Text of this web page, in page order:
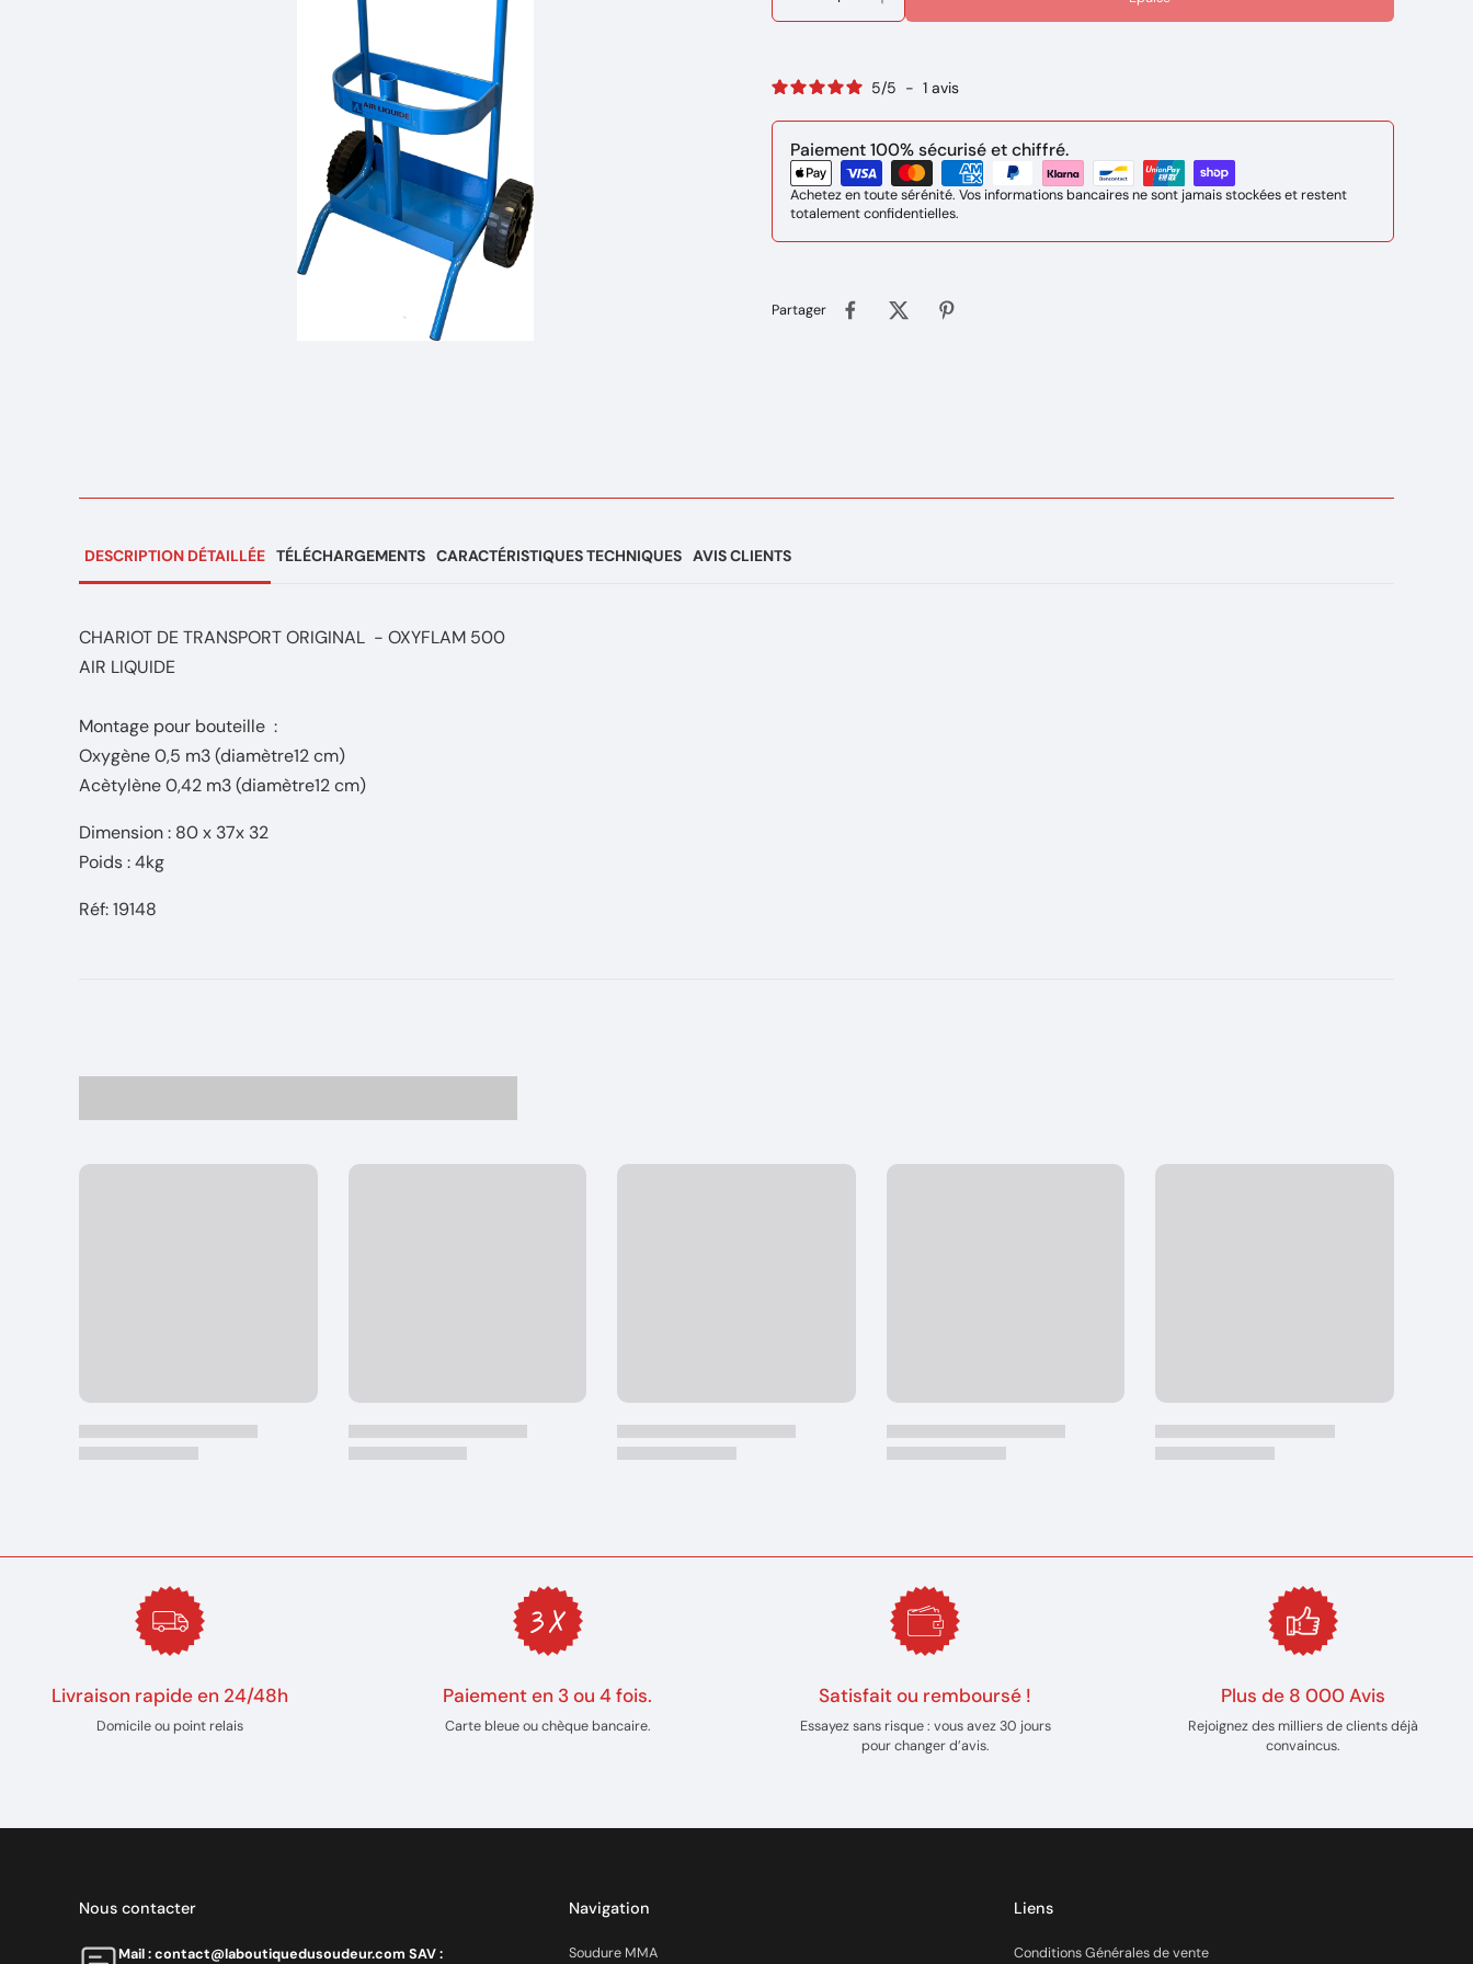
5/5 - 1 avis
Paiement 100% sécurisé et chiffré.
Achetez en toute sérénité. Vos informations bancaires ne sont jamais stockées et restent
totalement confidentielles.
Partager
DESCRIPTION DÉTAILLÉE TÉLÉCHARGEMENTS CARACTÉRISTIQUES TECHNIQUES AVIS CLIENTS
CHARIOT DE TRANSPORT ORIGINAL - OXYFLAM 500
AIR LIQUIDE
Montage pour bouteille :
Oxygène 0,5 m3 (diamètre12 cm)
Acètylène 0,42 m3 (diamètre12 cm)
Dimension : 80 x 37x 32
Poids : 4kg
Réf: 19148
Livraison rapide en 24/48h
Domicile ou point relais
Paiement en 3 ou 4 fois.
Carte bleue ou chèque bancaire.
Satisfait ou remboursé !
Essayez sans risque : vous avez 30 jours
pour changer d’avis.
Plus de 8 000 Avis
Rejoignez des milliers de clients déjà
convaincus.
Nous contacter
Mail : contact@laboutiquedusoudeur.comㅤㅤㅤㅤ SAV :
Navigation
Soudure MMA
Liens
Conditions Générales de vente